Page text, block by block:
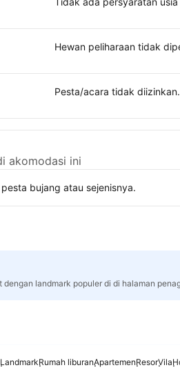
Hewan peliharaan tidak
Pesta/acara tidak diizinkan.
akomodasi ini
bujang atau sejenisnya.
landmark populer di di halaman
LandmarkRumah liburanApartemenResorVila